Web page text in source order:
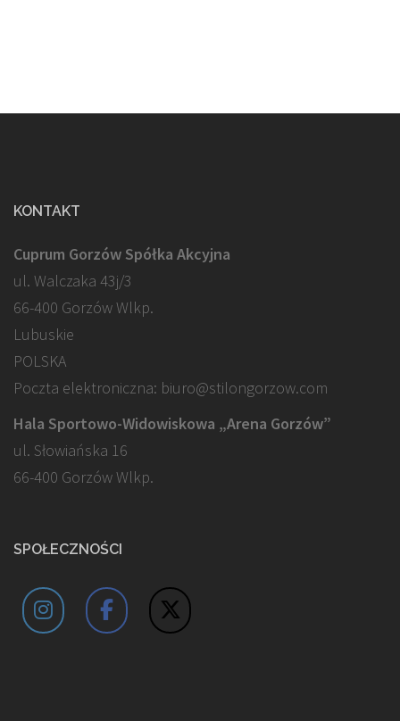
KONTAKT
Cuprum Gorzów Spółka Akcyjna
ul. Walczaka 43j/3
66-400 Gorzów Wlkp.
Lubuskie
POLSKA
Poczta elektroniczna: biuro@stilongorzow.com
Hala Sportowo-Widowiskowa „Arena Gorzów”
ul. Słowiańska 16
66-400 Gorzów Wlkp.
SPOŁECZNOŚCI